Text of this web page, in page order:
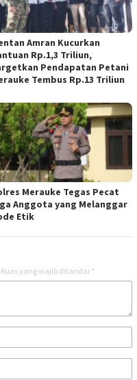
Amran Kucurkan
Rp.1,3 Triliun,
Pendapatan Petani
Tembus Rp.13 Triliun
Merauke Tegas Pecat
Anggota yang Melanggar
Etik
Ruas yang wajib ditandai *